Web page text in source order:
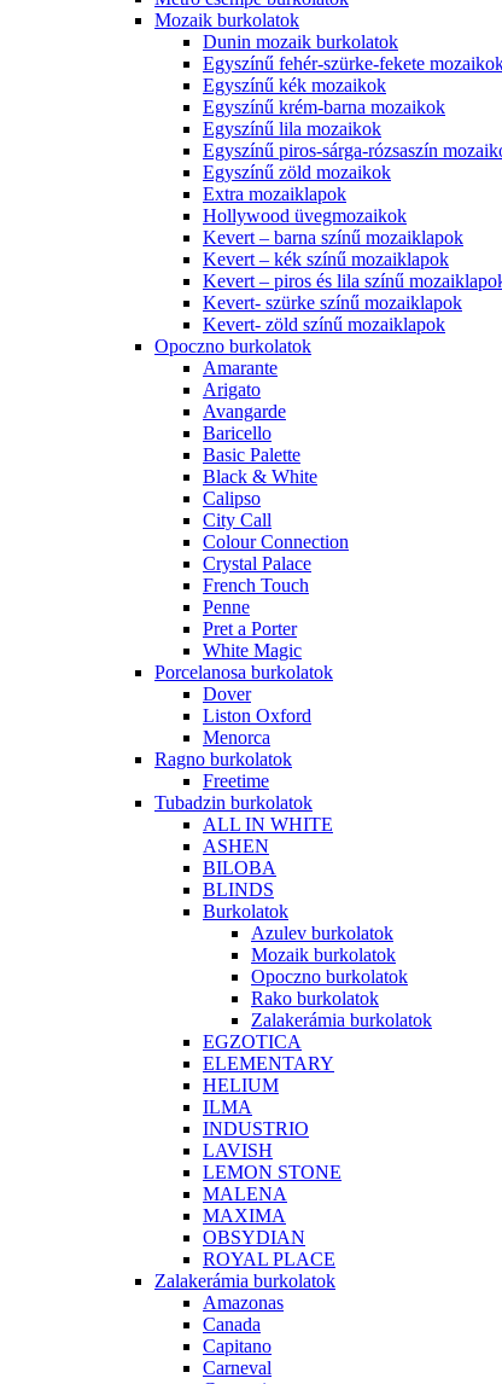
Mozaik burkolatok
Dunin mozaik burkolatok
Egyszínű fehér-szürke-fekete
Egyszínű kék mozaikok
Egyszínű krém-barna mozaikok
Egyszínű lila mozaikok
Egyszínű piros-sárga-rózsaszín
Egyszínű zöld mozaikok
Extra mozaiklapok
Hollywood üvegmozaikok
Kevert – barna színű mozaiklapok
Kevert – kék színű mozaiklapok
Kevert – piros és lila színű
Kevert- szürke színű mozaiklapok
Kevert- zöld színű mozaiklapok
Opoczno burkolatok
Amarante
Arigato
Avangarde
Baricello
Basic Palette
Black & White
Calipso
City Call
Colour Connection
Crystal Palace
French Touch
Penne
Pret a Porter
White Magic
Porcelanosa burkolatok
Dover
Liston Oxford
Menorca
Ragno burkolatok
Freetime
Tubadzin burkolatok
ALL IN WHITE
ASHEN
BILOBA
BLINDS
Burkolatok
Azulev burkolatok
Mozaik burkolatok
Opoczno burkolatok
Rako burkolatok
Zalakerámia burkolatok
EGZOTICA
ELEMENTARY
HELIUM
ILMA
INDUSTRIO
LAVISH
LEMON STONE
MALENA
MAXIMA
OBSYDIAN
ROYAL PLACE
Zalakerámia burkolatok
Amazonas
Canada
Capitano
Carneval